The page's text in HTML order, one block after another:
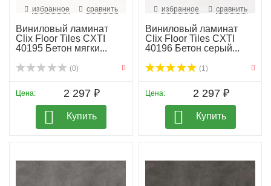
избранное сравнить
Виниловый ламинат
Clix Floor Tiles CXTI
40195 Бетон мягки...
(0)
Цена: 2 297 ₽
Купить
избранное сравнить
Виниловый ламинат
Clix Floor Tiles CXTI
40196 Бетон серый...
(1)
Цена: 2 297 ₽
Купить